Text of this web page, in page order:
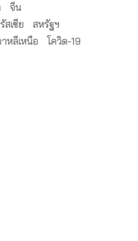
จีน
รัสเซีย
สหรัฐฯ
าหลีเหนือ โควิด-19